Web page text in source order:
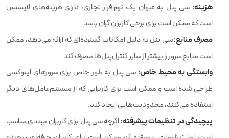
هزینه: سی پنل به عنوان یک نرم‌افزار تجاری، دارای هزینه‌های لایسنس
است که ممکن است برای برخی کاربران گران باشد.
مصرف منابع:سی پنل به دلیل امکانات گسترده‌ای که ارائه می‌دهد، ممکن
است منابع سرور را بیشتر از سایر کنترل‌پنل‌ها مصرف کند.
وابستگی به محیط خاص: سی پنل به طور خاص برای سرورهای لینوکسی
طراحی شده است و ممکن است برای کاربرانی که از سیستم‌عامل‌های دیگر
استفاده می‌کنند، محدودیت‌هایی ایجاد کند.
پیچیدگی در تنظیمات پیشرفته:اگرچه سی پنل برای کاربران مبتدی مناسب